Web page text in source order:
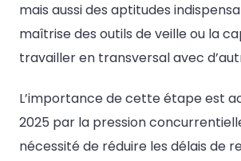
mais aussi des aptitudes
maîtrise des outils de veille ou la
travailler en transversal avec
L’importance de cette étape est
2025 par la pression
nécessité de réduire les délais de